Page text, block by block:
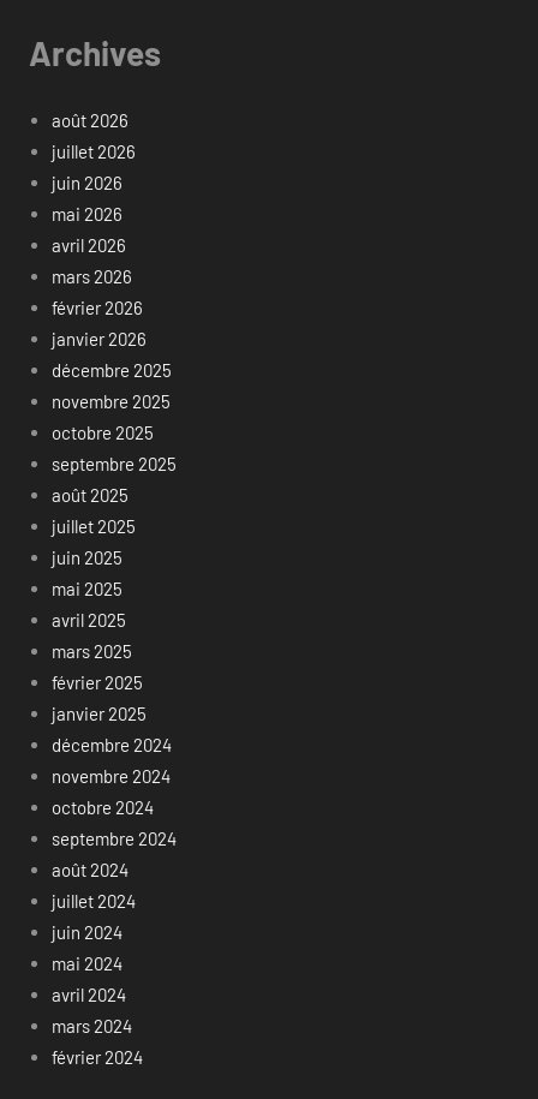
Archives
août 2026
juillet 2026
juin 2026
mai 2026
avril 2026
mars 2026
février 2026
janvier 2026
décembre 2025
novembre 2025
octobre 2025
septembre 2025
août 2025
juillet 2025
juin 2025
mai 2025
avril 2025
mars 2025
février 2025
janvier 2025
décembre 2024
novembre 2024
octobre 2024
septembre 2024
août 2024
juillet 2024
juin 2024
mai 2024
avril 2024
mars 2024
février 2024